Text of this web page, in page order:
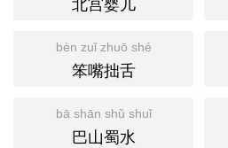
bèn zuǐ zhuō shé
笨嘴拙舌
bā shān shǔ shuǐ
巴山蜀水